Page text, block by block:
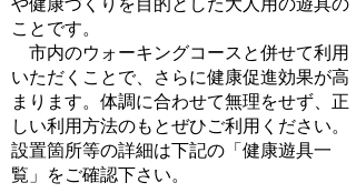
や健康づくりを目的とした大人用の遊具の
ことです。
市内のウォーキングコースと併せて利用
いただくことで、さらに健康促進効果が高
まります。体調に合わせて無理をせず、正
しい利用方法のもとぜひご利用ください。
設置箇所等の詳細は下記の「健康遊具一
覧」をご確認下さい。